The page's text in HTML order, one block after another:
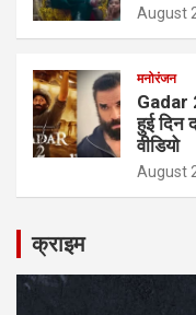
August
मनोरंजन
Gadar
हुई दिन
वीडियो
August
क्राइम